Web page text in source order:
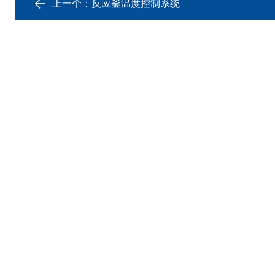
上一个： 反应釜温度控制系统